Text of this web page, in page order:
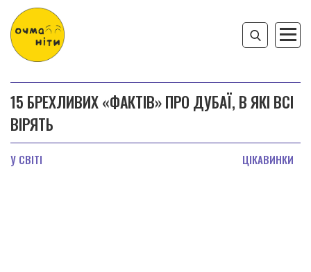
15 БРЕХЛИВИХ «ФАКТІВ» ПРО ДУБАЇ, В ЯКІ ВСІ
ВІРЯТЬ
У СВІТІ ЦІКАВИНКИ